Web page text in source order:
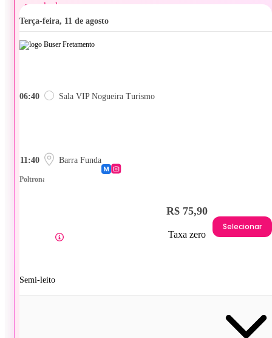
terça-feira, 11 de agosto
06:40 Sala VIP Nogueira Turismo
11:40 Barra Funda
Poltrona
Semi-leito
R$ 75,90
Taxa zero
Selecionar